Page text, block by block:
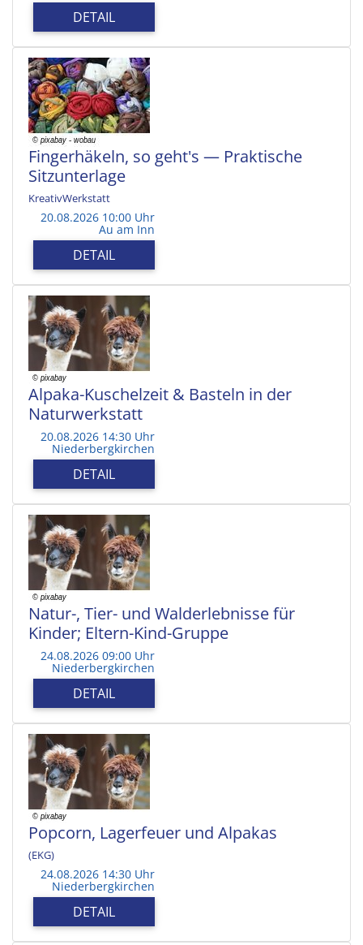
DETAIL
Fingerhäkeln, so geht's — Praktische
Sitzunterlage
KreativWerkstatt
20.08.2026 10:00 Uhr
Au am Inn
DETAIL
Alpaka-Kuschelzeit & Basteln in der
Naturwerkstatt
20.08.2026 14:30 Uhr
Niederbergkirchen
DETAIL
Natur-, Tier- und Walderlebnisse für
Kinder; Eltern-Kind-Gruppe
24.08.2026 09:00 Uhr
Niederbergkirchen
DETAIL
Popcorn, Lagerfeuer und Alpakas
(EKG)
24.08.2026 14:30 Uhr
Niederbergkirchen
DETAIL